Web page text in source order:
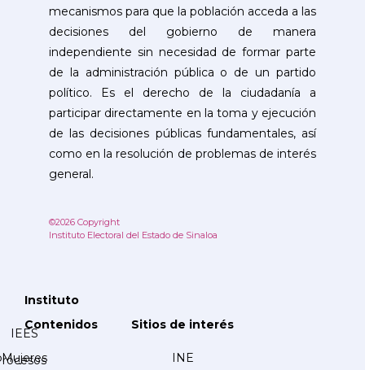
mecanismos para que la población acceda a las
decisiones del gobierno de manera
independiente sin necesidad de formar parte
de la administración pública o de un partido
político. Es el derecho de la ciudadanía a
participar directamente en la toma y ejecución
de las decisiones públicas fundamentales, así
como en la resolución de problemas de interés
general.
©2026 Copyright
Instituto Electoral del Estado de Sinaloa
Instituto
IEES
Contenidos
Mujeres
Sitios de interés
INE